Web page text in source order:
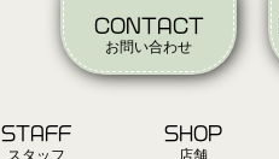
CONTACT
お問い合わせ
STAFF
スタッフ
SHOP
店舗